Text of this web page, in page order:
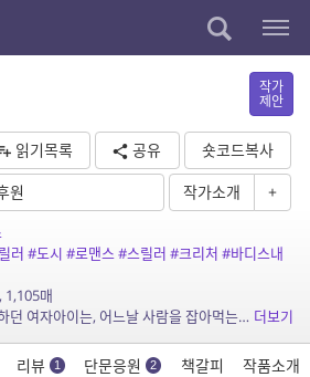
작가
제안
읽기목록 공유
숏코드복사
원
작가소개 +
러 #도시 #로맨스#스릴러 #크리처 #바디스내
매
소개: 외톨이 소년이 사랑하던 여자아이는, 어느날 사람을 잡아먹는 괴물이 되었습니다. 더보기
리뷰 1 단문응원 2 책갈피 작품소개